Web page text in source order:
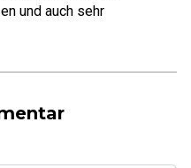
und auch sehr